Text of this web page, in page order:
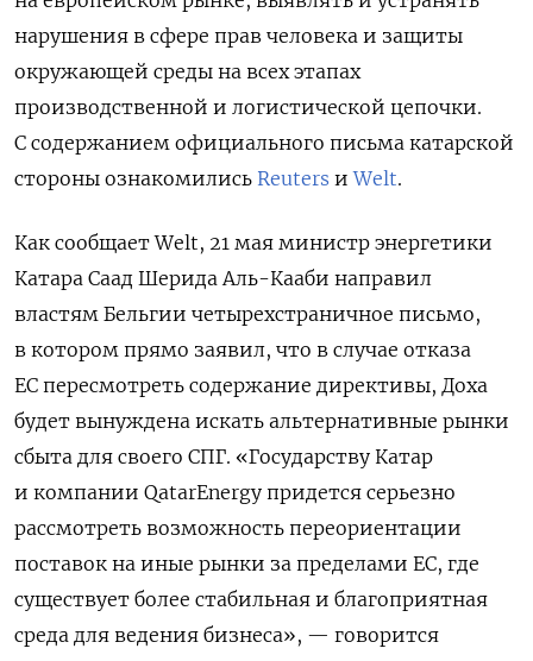
нарушения в сфере прав человека и защиты
окружающей среды на всех этапах
производственной и логистической цепочки.
С содержанием официального письма катарской
стороны ознакомились Reuters иWelt.
Как сообщает Welt, 21 мая министр энергетики
Катара Саад Шерида Аль-Кааби направил
властям Бельгии четырехстраничное письмо,
в котором прямо заявил, что в случае отказа
ЕС пересмотреть содержание директивы, Доха
будет вынуждена искать альтернативные рынки
сбыта для своего СПГ. «Государству Катар
и компании QatarEnergy придется серьезно
рассмотреть возможность переориентации
поставок на иные рынки за пределами ЕС, где
существует более стабильная и благоприятная
среда для ведения бизнеса», — говорится